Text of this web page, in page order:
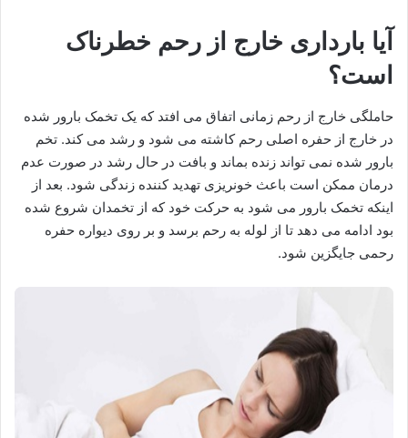
آیا بارداری خارج از رحم خطرناک
است؟
حاملگی خارج از رحم زمانی اتفاق می افتد که یک تخمک بارور شده
در خارج از حفره اصلی رحم کاشته می شود و رشد می کند. تخم
بارور شده نمی تواند زنده بماند و بافت در حال رشد در صورت عدم
درمان ممکن است باعث خونریزی تهدید کننده زندگی شود. بعد از
اینکه تخمک بارور می شود به حرکت خود که از تخمدان شروع شده
بود ادامه می دهد تا از لوله به رحم برسد و بر روی دیواره حفره
رحمی جایگزین شود.